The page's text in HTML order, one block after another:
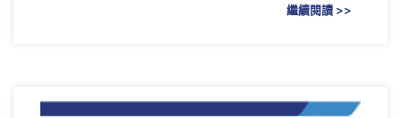
繼續閱讀 >>